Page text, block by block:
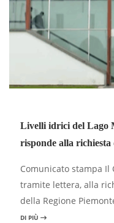
Livelli idrici del Lago
risponde alla richiesta
Comunicato stampa Il
tramite lettera, alla
della Regione
DI PIÙ